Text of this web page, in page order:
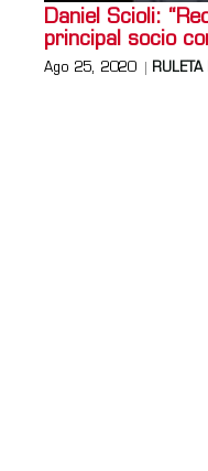
Daniel Scioli:
principal socio
Ago 25, 2020